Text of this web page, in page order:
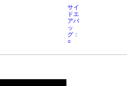
サイ
ドエ
アバ
ッ
グ：
○